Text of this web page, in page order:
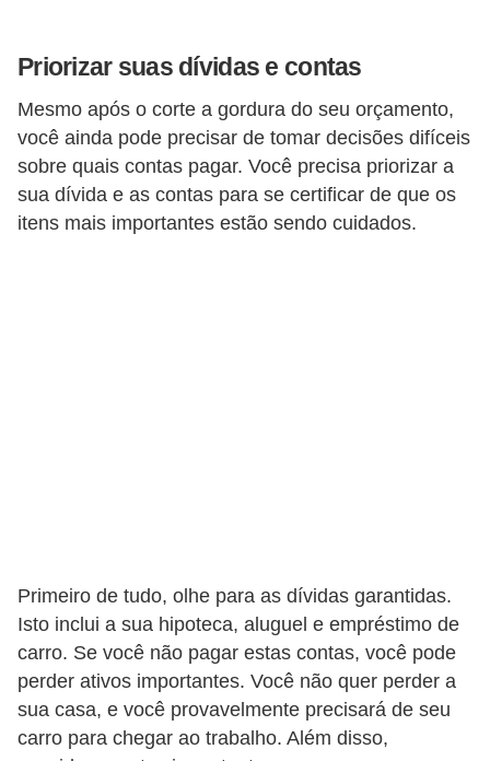
Priorizar suas dívidas e contas
Mesmo após o corte a gordura do seu orçamento,
você ainda pode precisar de tomar decisões difíceis
sobre quais contas pagar. Você precisa priorizar a
sua dívida e as contas para se certificar de que os
itens mais importantes estão sendo cuidados.
Primeiro de tudo, olhe para as dívidas garantidas.
Isto inclui a sua hipoteca, aluguel e empréstimo de
carro. Se você não pagar estas contas, você pode
perder ativos importantes. Você não quer perder a
sua casa, e você provavelmente precisará de seu
carro para chegar ao trabalho. Além disso,
n
a
n
c
m
o
s
e
f